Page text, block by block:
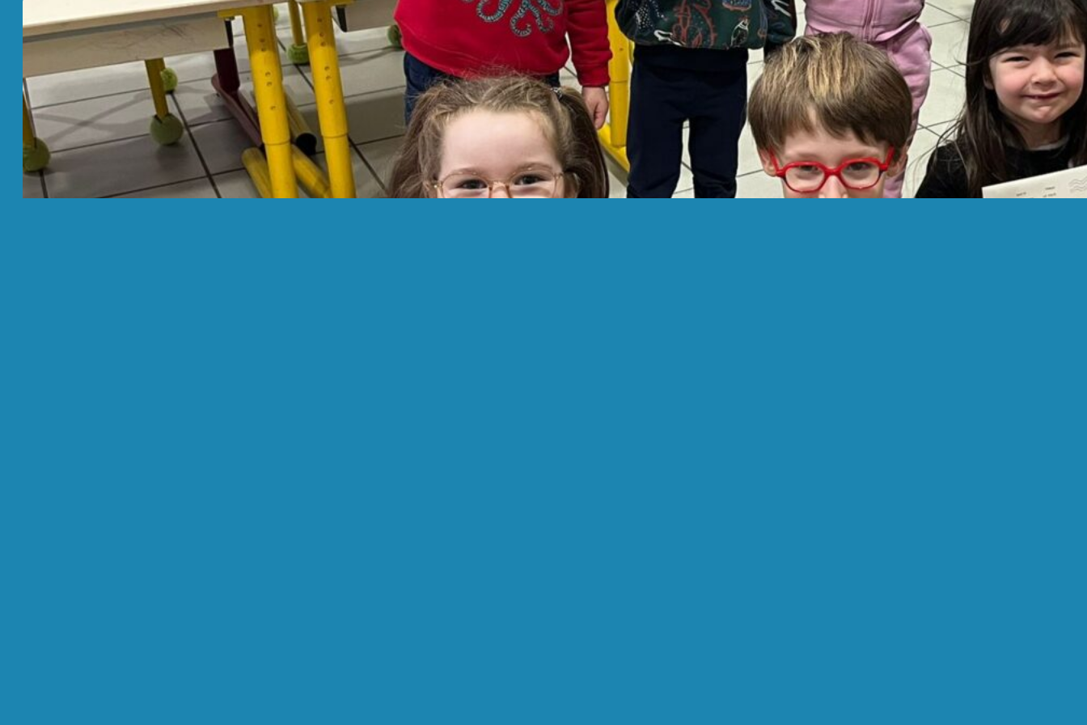
Réception des cartes de voeux!
05/02/2026
Nos élèves sont enchantés de recevoir leurs réponses aux
cartes de voeux envoyées! Merci aux amis et familles…
Categories
NEW BOOK
Journey of a
Lifetime